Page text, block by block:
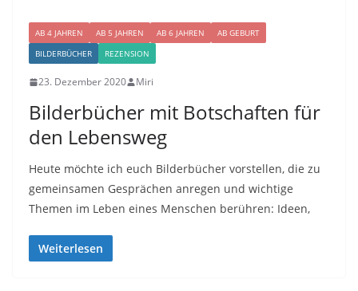
AB 4 JAHREN AB 5 JAHREN AB 6 JAHREN
AB GEBURT
BILDERBÜCHER
REZENSION
23. Dezember 2020 Miri
Bilderbücher mit Botschaften für
den Lebensweg
Heute möchte ich euch Bilderbücher vorstellen, die zu
gemeinsamen Gesprächen anregen und wichtige
Themen im Leben eines Menschen berühren: Ideen,
Weiterlesen